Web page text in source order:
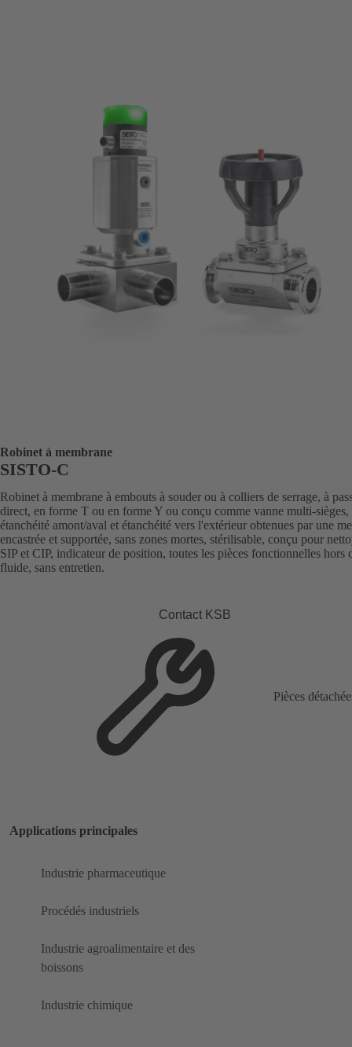
Robinet à membrane
SISTO-C
Robinet à membrane à embouts à souder ou à colliers de serrage, à
direct, en forme T ou en forme Y ou conçu comme vanne multi-sièges,
étanchéité amont/aval et étanchéité vers l'extérieur obtenues par une
encastrée et supportée, sans zones mortes, stérilisable, conçu pour
SIP et CIP, indicateur de position, toutes les pièces fonctionnelles hors
fluide, sans entretien.
Contact KSB
Pièces
Applications principales
Industrie pharmaceutique
Procédés industriels
Industrie agroalimentaire et des
boissons
Industrie chimique